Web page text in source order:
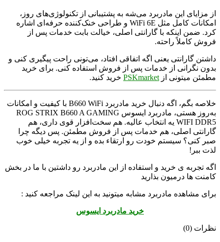
از مزایای این مادربرد می‌شه به پشتیبانی از تکنولوژی‌های روز،
امکانات کامل مثل WiFi 6E و طراحی خنک‌کننده حرفه‌ای اشاره
کرد. ضمن اینکه با گارانتی اصلی، خیالت بابت خدمات پس از
فروش کاملاً راحته.
داشتن گارانتی یعنی اگه اتفاقی افتاد، می‌تونی راحت پیگیری کنی و
بدون نگرانی از خدمات پس از فروش استفاده کنی. برای خرید
مطمئن میتونی از PSKmarket خرید کنید.
خلاصه بگم، اگه دنبال خرید مادربرد B660 WiFi با کیفیت و امکانات
به‌روز هستی، مادربرد ایسوس ROG STRIX B660 A GAMING
WIFI DDR5 یه انتخاب عالیه. هم سخت‌افزار قوی داری، هم
گارانتی اصلی، هم خدمات پس از فروش مطمئن. پس دیگه چرا
صبر کنی؟ سیستم خودت رو ارتقاء بده و از یه تجربه خیلی خوب
لذت ببر!
اگه تجربه ی خرید و استفاده از این مادربرد رو داشتین با ما در بخش
کامنت ها درمیون بذارید
برای مشاهده مادربرد مشابه میتونید به این لینک مراجعه کنید :
خرید مادربرد ایسوس
نظرات (0)